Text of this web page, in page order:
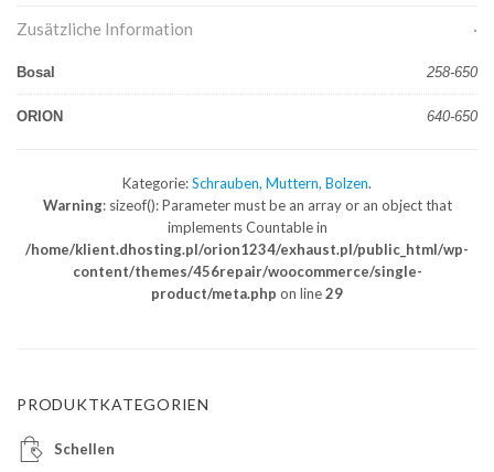
Zusätzliche Information
Bosal 258-650
ORION 640-650
Kategorie:Schrauben, Muttern, Bolzen.
Warning: sizeof(): Parameter must be an array or an object that
implements Countable in
/home/klient.dhosting.pl/orion1234/exhaust.pl/public_html/wp-
content/themes/456repair/woocommerce/single-
product/meta.php on line29
PRODUKTKATEGORIEN
Schellen